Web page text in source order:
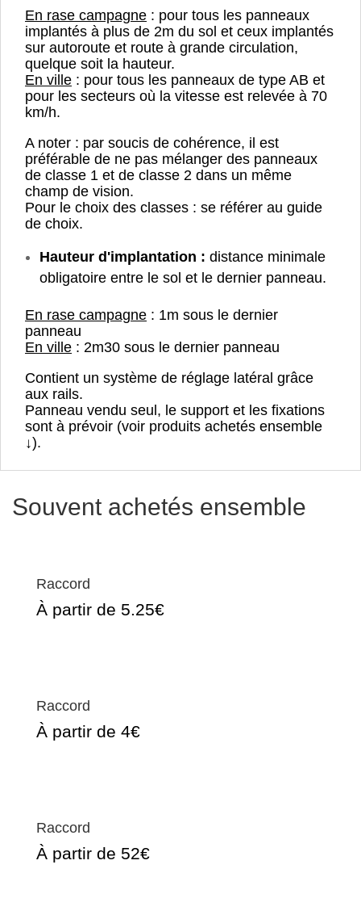
En rase campagne : pour tous les panneaux
implantés à plus de 2m du sol et ceux implantés
sur autoroute et route à grande circulation,
quelque soit la hauteur.
En ville : pour tous les panneaux de type AB et
pour les secteurs où la vitesse est relevée à 70
km/h.
A noter : par soucis de cohérence, il est
préférable de ne pas mélanger des panneaux
de classe 1 et de classe 2 dans un même
champ de vision.
Pour le choix des classes : se référer au guide
de choix.
Hauteur d'implantation : distance minimale
obligatoire entre le sol et le dernier panneau.
En rase campagne : 1m sous le dernier
panneau
En ville : 2m30 sous le dernier panneau
Contient un système de réglage latéral grâce
aux rails.
Panneau vendu seul, le support et les fixations
sont à prévoir (voir produits achetés ensemble
↓).
Souvent achetés ensemble
Raccord
À partir de 5.25€
Raccord
À partir de 4€
Raccord
À partir de 52€